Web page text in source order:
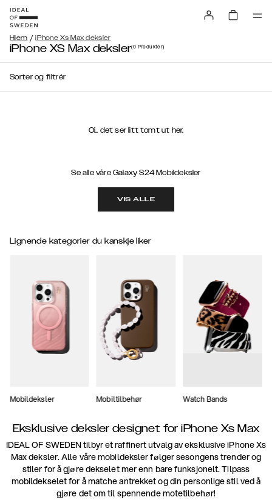
Hjem / iPhone Xs Max deksler
iPhone XS Max deksler(0 Produkter)
Sorter og filtrér
Oi.. det ser litt tomt ut her.
Se alle våre Galaxy S24 Mobildeksler
VIS ALLE
Lignende kategorier du kanskje liker
Mobildeksler Mobiltilbehør Watch Bands
Eksklusive deksler designet for iPhone Xs Max
IDEAL OF SWEDEN tilbyr et raffinert utvalg av eksklusive iPhone Xs
Max deksler. Alle våre mobildeksler følger sesongens trender og
stiler for å gjøre dekselet mer enn bare funksjonelt. Tilpass
mobildekselet for å matche antrekket og din personlige stil ved å
gjøre det om til spennende motetilbehør!